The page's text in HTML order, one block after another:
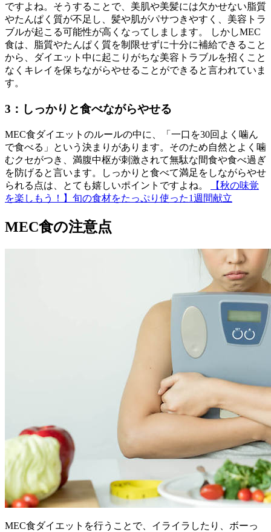
ですよね。そうすることで、美肌や美髪には欠かせない脂質
やたんぱく質が不足し、髪や肌がパサつきやすく、美容トラ
ブルが起こる可能性が高くなってしまします。 しかしMEC
食は、脂質やたんぱく質を制限せずに十分に補給できること
から、ダイエット中に起こりがちな美容トラブルを招くこと
なくキレイを保ちながらやせることができると言われていま
す。
3：しっかりと食べながらやせる
MEC食ダイエットのルールの中に、「一口を30回よく噛ん
で食べる」という決まりがあります。そのため自然とよく噛
むクセがつき、満腹中枢が刺激されて無駄な間食や食べ過ぎ
を防げると言います。しっかりと食べて満足をしながらやせ
られる点は、とても嬉しいポイントですよね。
【秋の味覚
を楽しもう！】旬の食材をたっぷり使った1週間献立
MEC食の注意点
MEC食ダイエットを行うことで、イライラしたり、ボーっ